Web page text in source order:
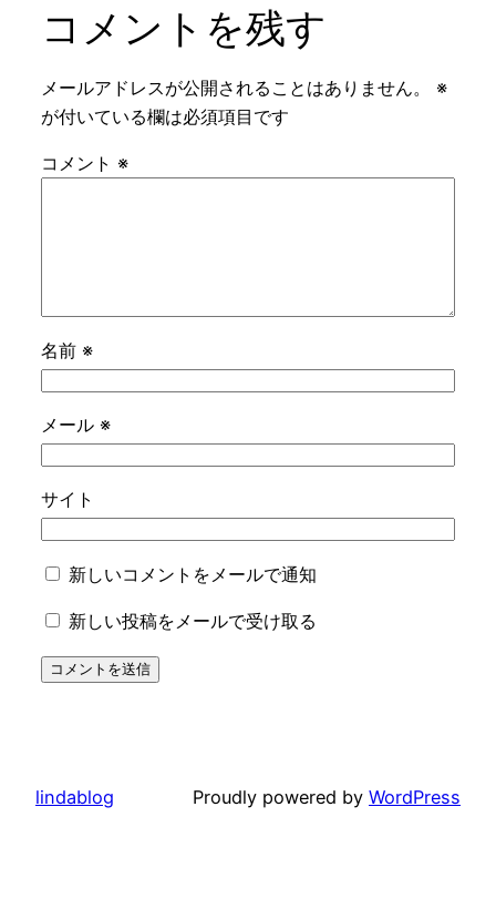
コメントを残す
メールアドレスが公開されることはありません。
※
が付いている欄は必須項目です
コメント ※
名前 ※
メール ※
サイト
新しいコメントをメールで通知
新しい投稿をメールで受け取る
lindablog Proudly powered by WordPress